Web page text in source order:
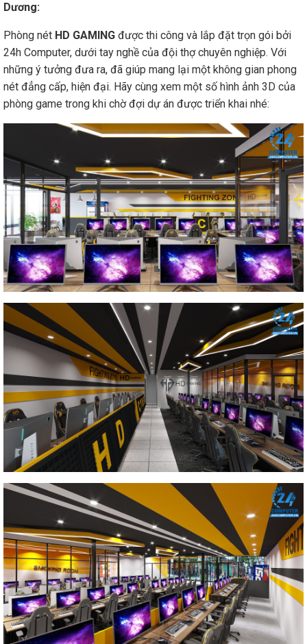
Dương:
Phòng nét HD GAMING được thi công và lắp đặt trọn gói bởi
24h Computer, dưới tay nghề của đội thợ chuyên nghiệp. Với
những ý tưởng đưa ra, đã giúp mang lại một không gian phong
nét đẳng cấp, hiện đại. Hãy cùng xem một số hình ảnh 3D của
phòng game trong khi chờ đợi dự án được triển khai nhé: